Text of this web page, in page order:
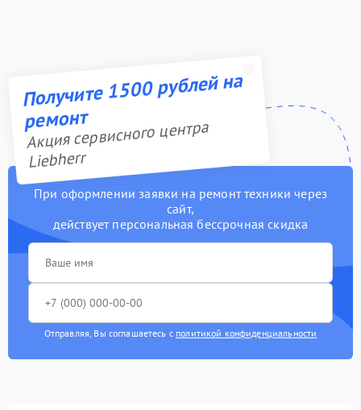
Получите 1500 рублей на
ремонт
Акция сервисного центра
Liebherr
При оформлении заявки на ремонт техники через
сайт,
действует персональная бессрочная скидка
Отправляя, Вы соглашаетесь с политикой конфиденциальности